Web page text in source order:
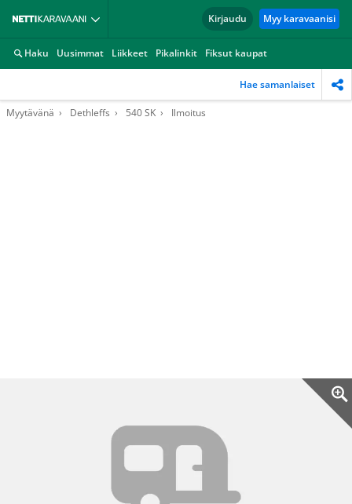
Kirjaudu Myy karavaanisi
Haku Uusimmat Liikkeet Pikalinkit Fiksut kaupat
Hae samanlaiset
Myytävänä Dethleffs 540 SK Ilmoitus